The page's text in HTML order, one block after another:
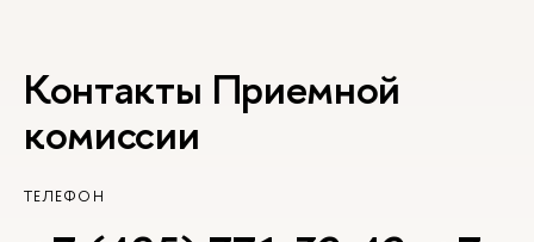
Контакты Приемной
комиссии
ТЕЛЕФОН